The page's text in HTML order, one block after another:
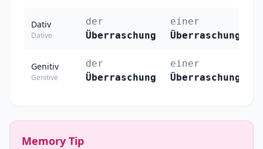
Dativ
Dative
der
Überraschung
einer
Überraschung
Genitiv
Genitive
der
Überraschung
einer
Überraschung
Memory Tip